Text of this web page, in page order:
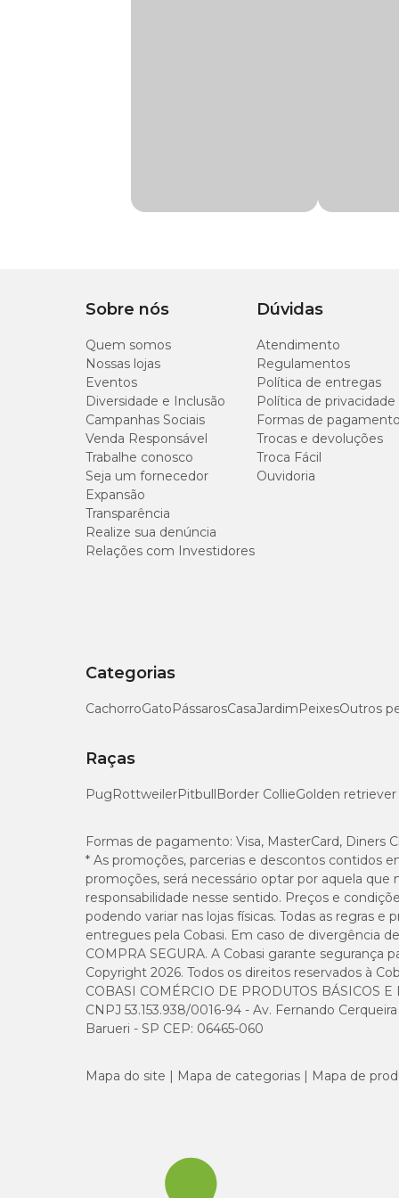
Cada comprimido de Proex 50mg contém:
Proex 50mg: modo de uso
A Proex 50mg para cães idosos deve ser feita via oral,
Peso
5 kg
10 kg
15 kg
40 kg
O tratamento de problemas circulatórios com Proex 50mg
animais com hipersensibilidade ao princípio ativo ou
cães com distúrbios da coagulação;
pets com hemorragia severa;
fêmeas gestantes ou em animais de reprodução;
filhotes com menos de 6 meses de vida.
Proex 50mg: efeitos colaterais
O tratamento com Proex 50mg pode apresentar
medicamento e procure um médico-veterinário.
Além do Proex 50mg, no pet shop online de Cobasi, o
Sobre nós
Quem somos
Nossas lojas
Eventos
Diversidade e Inclusão
Campanhas Sociais
Venda Responsável
Trabalhe conosco
Seja um fornecedor
Expansão
Transparência
Realize sua denúncia
Relações com Investidores
Dúvidas
Atendimento
Regulamentos
Política de entregas
Política de privacidade
Formas de pagamento
Trocas e devoluções
Troca Fácil
Ouvidoria
Categorias
CachorroGatoPássarosCasaJardimPeixesOutros
Raças
PugRottweilerPitbullBorder CollieGolden retriever
Formas de pagamento: Visa, MasterCard, Diners
* As promoções, parcerias e descontos contidos
promoções, será necessário optar por aquela
responsabilidade nesse sentido. Preços e
podendo variar nas lojas físicas. Todas as regras
entregues pela Cobasi. Em caso de divergência
COMPRA SEGURA. A Cobasi garante segurança
Copyright 2026. Todos os direitos reservados à
COBASI COMÉRCIO DE PRODUTOS BÁSICOS E
CNPJ 53.153.938/0016-94 - Av. Fernando
Barueri - SP CEP: 06465-060
Mapa do site Mapa de categorias Mapa de